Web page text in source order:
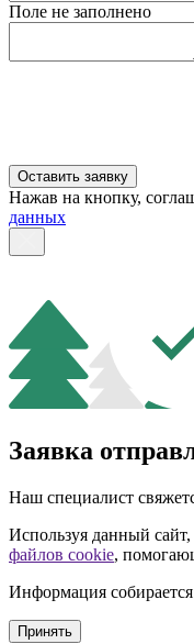
Поле не заполнено
Оставить заявку
Нажав на кнопку,
данных
Заявка
Наш специалист
Используя данный сайт,
файлов cookie,
Информация
Принять